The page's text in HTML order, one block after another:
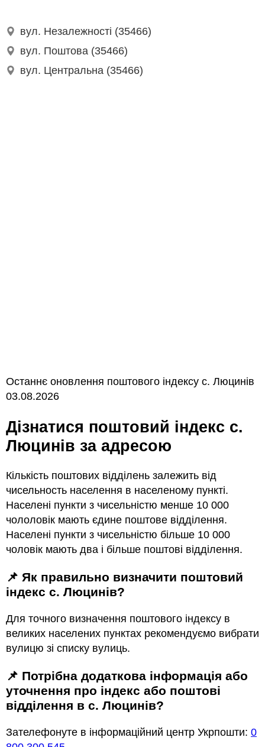
вул. Незалежності (35466)
вул. Поштова (35466)
вул. Центральна (35466)
Останнє оновлення поштового індексу с. Люцинів
03.08.2026
Дізнатися поштовий індекс с.
Люцинів за адресою
Кількість поштових відділень залежить від
чисельность населення в населеному пункті.
Населені пункти з чисельністю менше 10 000
чололовік мають єдине поштове відділення.
Населені пункти з чисельністю більше 10 000
чоловік мають два і більше поштові відділення.
📌 Як правильно визначити поштовий
індекс с. Люцинів?
Для точного визначення поштового індексу в
великих населених пунктах рекомендуємо вибрати
вулицю зі списку вулиць.
📌 Потрібна додаткова інформація або
уточнення про індекс або поштові
відділення в с. Люцинів?
Зателефонуте в інформаційний центр Укрпошти: 0